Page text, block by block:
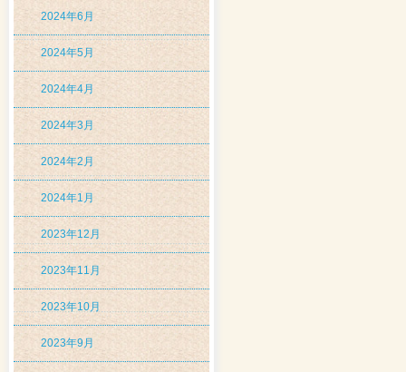
2024年6月
2024年5月
2024年4月
2024年3月
2024年2月
2024年1月
2023年12月
2023年11月
2023年10月
2023年9月